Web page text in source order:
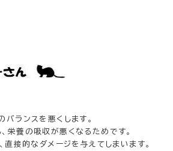
ランスを悪くします。
栄養の吸収が悪くなるためです。
直接的なダメージを与えてしまいます。